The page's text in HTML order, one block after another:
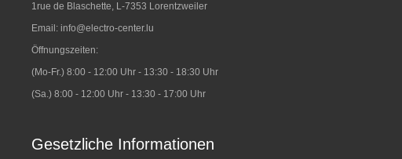
1rue de Blaschette, L-7353 Lorentzweiler
Email: info@electro-center.lu
Öffnungszeiten:
(Mo-Fr.) 8:00 - 12:00 Uhr - 13:30 - 18:30 Uhr
(Sa.) 8:00 - 12:00 Uhr - 13:30 - 17:00 Uhr
Gesetzliche Informationen